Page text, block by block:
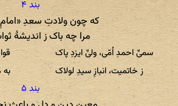
که چون ولادتِ سعدِ
مرا چه باک ز اندیشهٔ
سمیِّ احمدِ اُمّی، ولیِّ ایزدِ پاک
ز خاتمیت، انبازِ سیدِ لولاک